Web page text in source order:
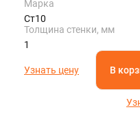
Марка
Ст10
Толщина стенки, мм
1
Узнать цену В